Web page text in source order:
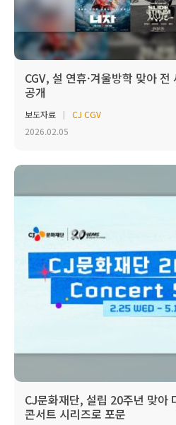
CGV, 설 연휴·겨울방학 맞아
공개
보도자료
CJ CGV
2026.02.05
CJ문화재단, 설립 20주년 맞아
콘서트 시리즈로 포문